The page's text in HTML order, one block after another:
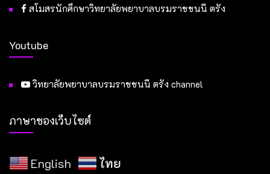
สโมสรนักศึกษาวิทยาลัยพยาบาลบรมราชชนนี ตรัง
Youtube
วิทยาลัยพยาบาลบรมราชชนนี ตรัง channel
ภาษาของเว็บไซต์
English ไทย